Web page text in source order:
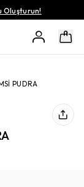
Oluşturun!
PUDRA